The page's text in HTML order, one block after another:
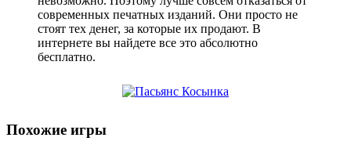
современных печатных изданий. Они просто не
стоят тех денег, за которые их продают. В
интернете вы найдете все это абсолютно
бесплатно.
Похожие игры